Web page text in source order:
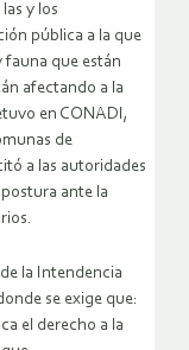
y los
pública a la que
fauna que están
afectando a la
en CONADI,
de
a las autoridades
ante la
la Intendencia
se exige que:
el derecho a la